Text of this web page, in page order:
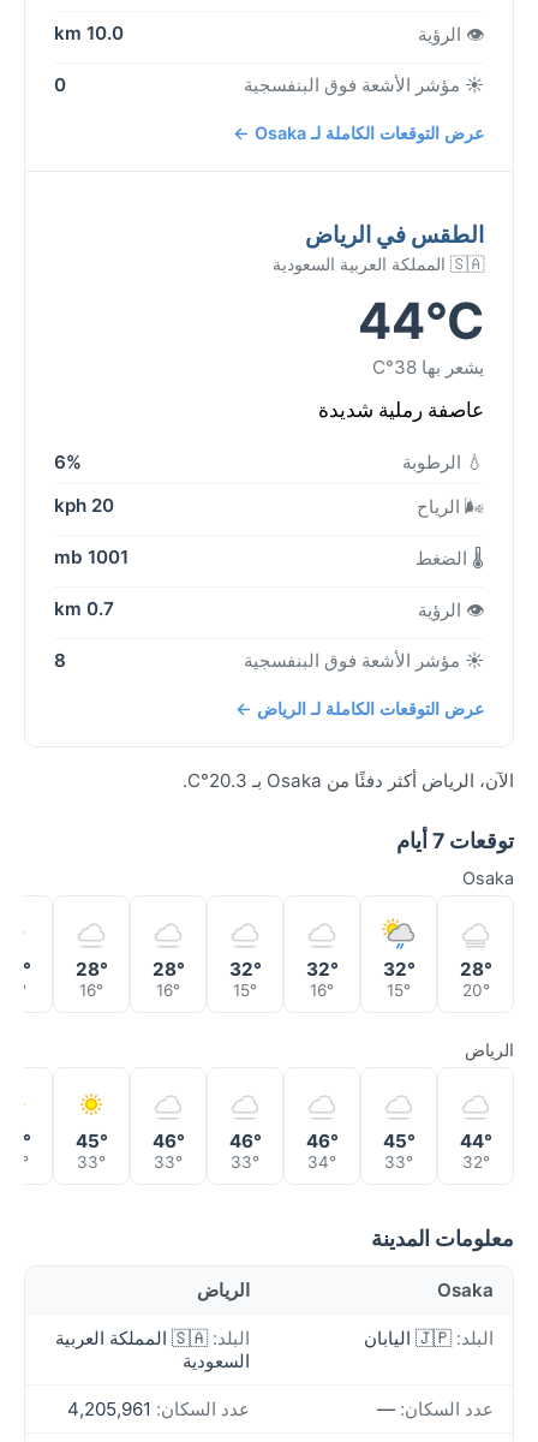
👁️ الرؤية 10.0 km
☀️ مؤشر الأشعة فوق البنفسجية 0
عرض التوقعات الكاملة لـ Osaka ←
الطقس في الرياض
🇸🇦 المملكة العربية السعودية
44°C
يشعر بها 38°C
عاصفة رملية شديدة
💧 الرطوبة
6%
🌬️ الرياح
20 kph
🌡️ الضغط 1001 mb
👁️ الرؤية 0.7 km
☀️ مؤشر الأشعة فوق البنفسجية 8
عرض التوقعات الكاملة لـ الرياض ←
الآن، الرياض أكثر دفئًا من Osaka بـ 20.3°C.
توقعات 7 أيام
Osaka
28°
20°
32°
15°
32°
16°
32°
15°
28°
16°
28°
16°
15°
الرياض
44°
32°
45°
33°
46°
34°
46°
33°
46°
33°
45°
33°
33°
معلومات المدينة
Osaka الرياض
البلد: 🇯🇵 اليابان البلد:
🇸🇦 المملكة العربية
السعودية
عدد السكان: — عدد السكان: